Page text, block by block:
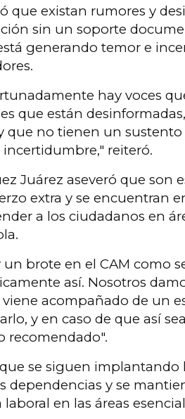
que existan rumores y
sin un soporte
generando temor e
hay voces
que están
que no tienen un
reiteró.
Juárez aseveró que son
extra y se encuentran
a los ciudadanos en
un brote en el CAM como
así. Nosotros
acompañado de un
y en caso de que así
recomendado".
se siguen implantando
dependencias y se
en las áreas